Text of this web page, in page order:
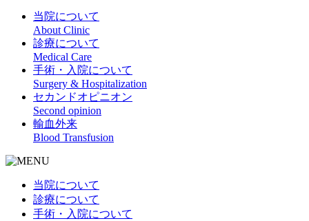
当院について
About Clinic
診療について
Medical Care
手術・入院について
Surgery & Hospitalization
セカンドオピニオン
Second opinion
輸血外来
Blood Transfusion
当院について
診療について
手術・入院について